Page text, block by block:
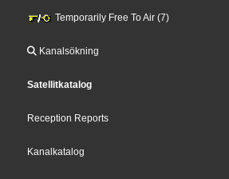
Temporarily Free To Air (7)
Kanalsökning
Satellitkatalog
Reception Reports
Kanalkatalog